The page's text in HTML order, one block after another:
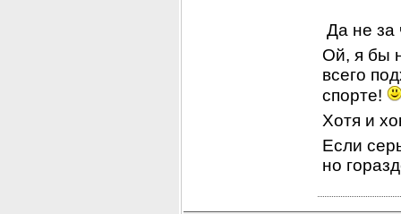
Да не за
Ой, я бы
всего
спорте!
Хотя и
Если
но